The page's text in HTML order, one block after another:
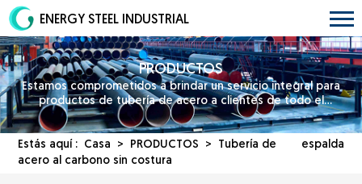
ENERGY STEEL INDUSTRIAL
PRODUCTOS
Estamos comprometidos a brindar un servicio integral para
productos de tubería de acero a clientes de todo el
mundo.
espalda
Estás aquí : Casa > PRODUCTOS > Tubería de
acero al carbono sin costura